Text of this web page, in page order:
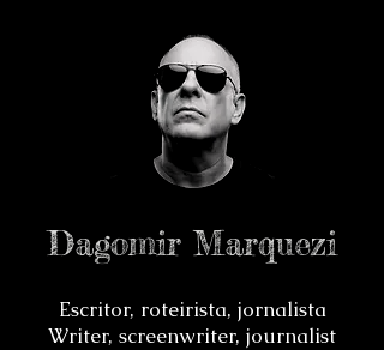
Dagomir Marquezi
Escritor, roteirista, jornalista
Writer, screenwriter, journalist